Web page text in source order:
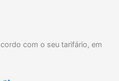
com o seu tarifário, em